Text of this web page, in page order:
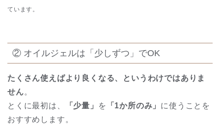
ています。
② オイルジェルは「少しずつ」でOK
たくさん使えばより良くなる、というわけではありま
せん。
とくに最初は、
「少量」 を 「1か所のみ」 に使うことを
おすすめします。